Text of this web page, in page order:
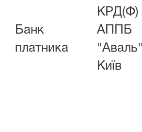
Банк
платника
КРД(Ф)
АППБ
Київ